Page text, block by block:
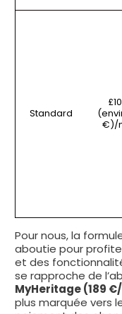
Standard
€)/
Pour nous, la
aboutie pour
et des
se rapproche de
MyHeritage (189
plus marquée vers